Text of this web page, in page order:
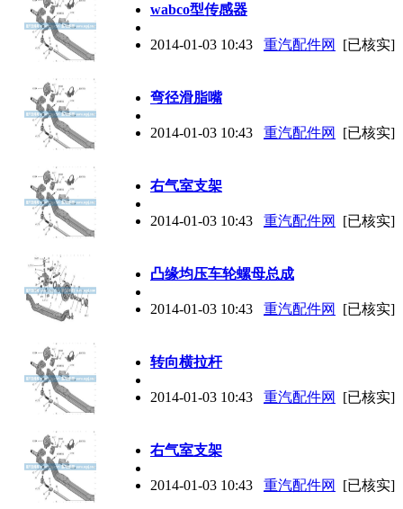
wabco型传感器
2014-01-03 10:43 重汽配件网 [已核实]
弯径滑脂嘴
2014-01-03 10:43 重汽配件网 [已核实]
右气室支架
2014-01-03 10:43 重汽配件网 [已核实]
凸缘均压车轮螺母总成
2014-01-03 10:43 重汽配件网 [已核实]
转向横拉杆
2014-01-03 10:43 重汽配件网 [已核实]
右气室支架
2014-01-03 10:43 重汽配件网 [已核实]